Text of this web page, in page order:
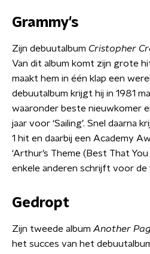
Grammy's
Zijn debuutalbum Cristopher
Van dit album komt zijn grote hit
maakt hem in één klap een
debuutalbum krijgt hij in 1981
waaronder beste nieuwkomer
jaar voor ‘Sailing’. Snel daarna
1 hit en daarbij een Academy
‘Arthur’s Theme (Best That
enkele anderen schrijft voor de
Gedropt
Zijn tweede album Another
het succes van het